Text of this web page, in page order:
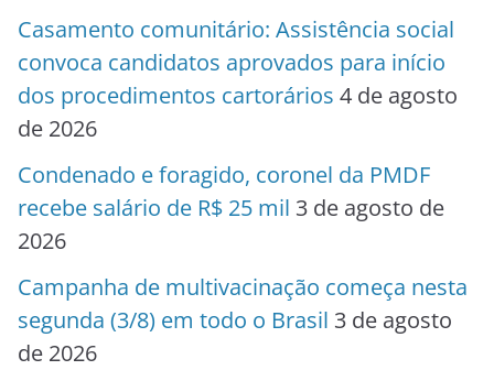
Casamento comunitário: Assistência social
convoca candidatos aprovados para início
dos procedimentos cartorários 4 de agosto
de 2026
Condenado e foragido, coronel da PMDF
recebe salário de R$ 25 mil 3 de agosto de
2026
Campanha de multivacinação começa nesta
segunda (3/8) em todo o Brasil 3 de agosto
de 2026